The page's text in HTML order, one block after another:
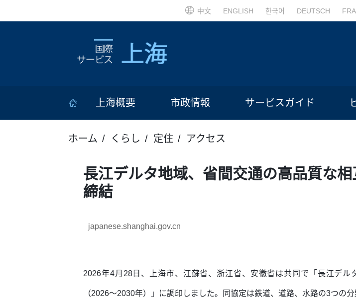
中文 ENGLISH 한국어 DEUTSCH
上海概要 市政情報 サービスガイド
ホーム くらし 定住 アクセス
長江デルタ地域、省間交通の高品質な
締結
japanese.shanghai.gov.cn
2026年4月28日、上海市、江蘇省、浙江省、安徽省は共同で「長江デ
（2026～2030年）」に調印しました。同協定は鉄道、道路、水路の3つの